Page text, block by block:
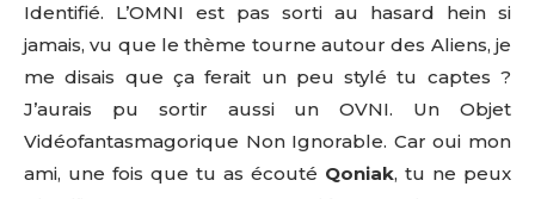
Identifié. L’OMNI est pas sorti au hasard hein si
jamais, vu que le thème tourne autour des Aliens, je
me disais que ça ferait un peu stylé tu captes ?
J’aurais pu sortir aussi un OVNI. Un Objet
Vidéofantasmagorique Non Ignorable. Car oui mon
ami, une fois que tu as écouté Qoniak, tu ne peux